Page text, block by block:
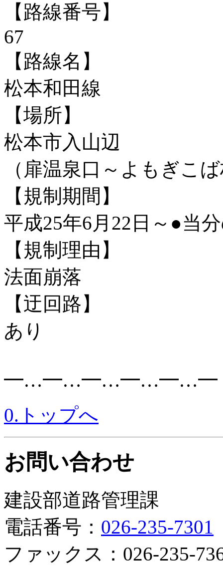
【路線番号】
67
【路線名】
松本和田線
【場所】
松本市入山辺
（扉温泉口～よもぎこ
【規制期間】
平成25年6月22日～●当
【規制理由】
法面崩落
【迂回路】
あり
━…━…━…━…━…━
0.トップへ
お問い合わせ
建設部道路管理課
電話番号： 026-235-7301
ファックス：026-235-